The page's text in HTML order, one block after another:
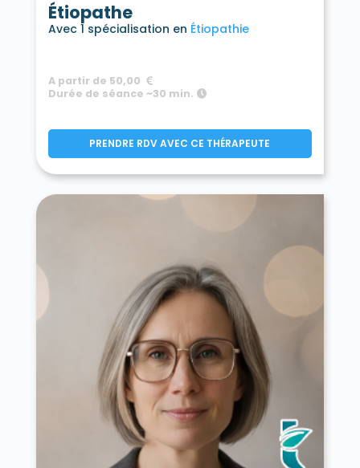
Étiopathe
Avec 1 spécialisation en Étiopathie
A partir de 50,00
Durée de séance ~30 min.
PRENDRE RDV AVEC CE THÉRAPEUTE